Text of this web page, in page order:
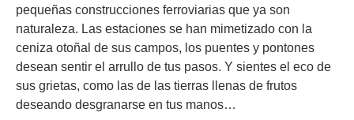
pequeñas construcciones ferroviarias que ya son
naturaleza. Las estaciones se han mimetizado con la
ceniza otoñal de sus campos, los puentes y pontones
desean sentir el arrullo de tus pasos. Y sientes el eco de
sus grietas, como las de las tierras llenas de frutos
deseando desgranarse en tus manos…